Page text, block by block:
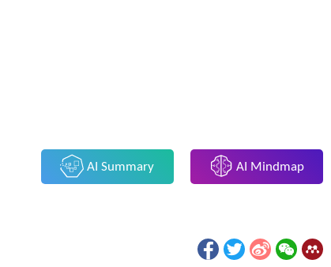
AI Summary AI Mindmap